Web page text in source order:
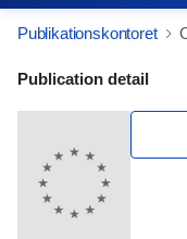
Publikationskontoret
Publication
Brugerklassificering
Publication detail